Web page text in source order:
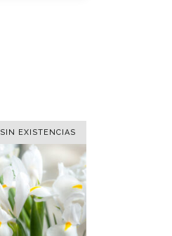
SIN EXISTENCIAS